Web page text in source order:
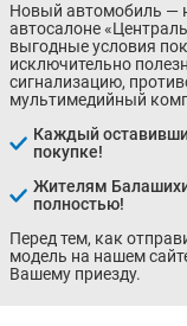
Новый автомобиль —
автосалоне
выгодные условия
исключительно
сигнализацию,
мультимедийный
Каждый
покупке!
Жителям
полностью!
Перед тем, как
модель на нашем
Вашему приезду.